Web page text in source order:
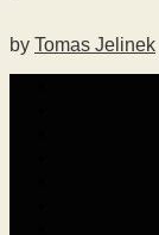
by Tomas Jelinek